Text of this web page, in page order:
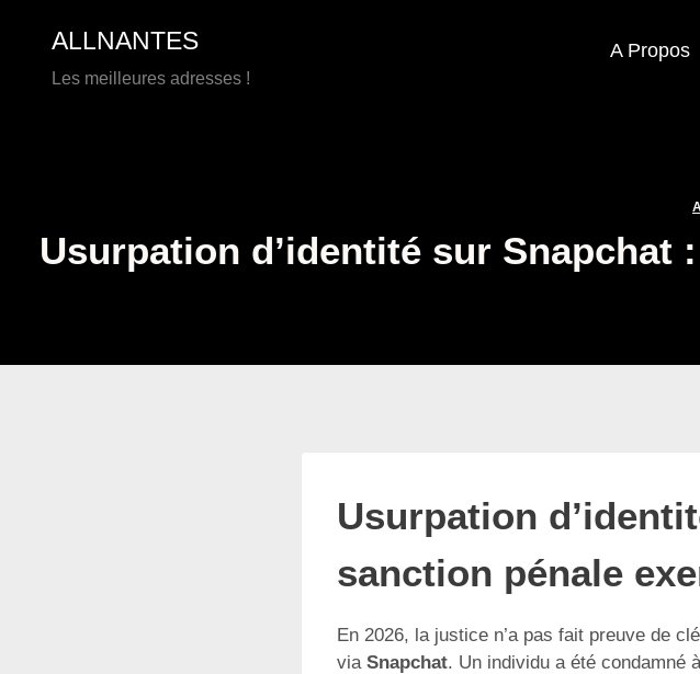
contenu
ALLNANTES
Les meilleures adresses !
A Propos
Usurpation d’identité sur
Usurpation
sanction pénale
En 2026, la justice n’a pas fait preuve de
via Snapchat. Un individu a été condamné à